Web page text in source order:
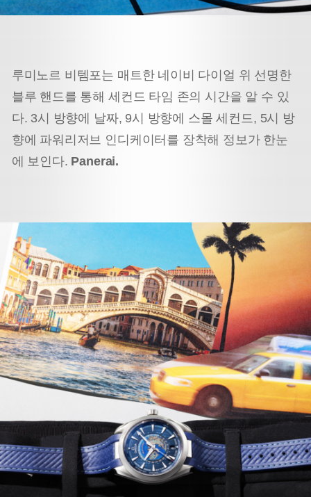
루미노르 비템포는 매트한 네이비 다이얼 위 선명한
블루 핸드를 통해 세컨드 타임 존의 시간을 알 수 있
다. 3시 방향에 날짜, 9시 방향에 스몰 세컨드, 5시 방
향에 파워리저브 인디케이터를 장착해 정보가 한눈
에 보인다. Panerai.